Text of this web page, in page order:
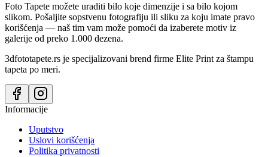
Foto Tapete možete uraditi bilo koje dimenzije i sa bilo kojom
slikom. Pošaljite sopstvenu fotografiju ili sliku za koju imate pravo
korišćenja — naš tim vam može pomoći da izaberete motiv iz
galerije od preko 1.000 dezena.
3dfototapete.rs je specijalizovani brend firme Elite Print za štampu
tapeta po meri.
Informacije
Uputstvo
Uslovi korišćenja
Politika privatnosti